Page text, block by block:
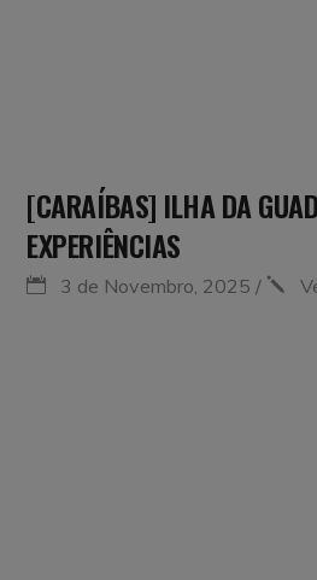
[CARAÍBAS] ILHA DA
EXPERIÊNCIAS
3 de Novembro, 2025